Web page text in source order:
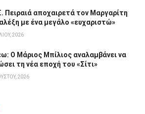
Πειραιά αποχαιρετά τον Μαργαρίτη
με ένα μεγάλο «ευχαριστώ»
2026
Ο Μάριος Μπίλιος αναλαμβάνει να
τη νέα εποχή του «Σίτι»
2026